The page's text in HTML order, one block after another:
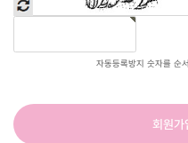
자동등록방지 숫자를 순
회원가